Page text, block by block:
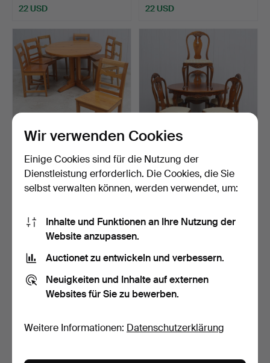
22 USD 22 USD
ESSGRUPPE, 8+1 Teile,
Kiefer, bäuerlich/bä…
Beendet 29. Apr 2026
ESSGRUPPE, 6+3 Teile,
Rokoko-Stil, 20. Jah…
Beendet 24. Apr 2026
Wir verwenden Cookies
Einige Cookies sind für die Nutzung der
Dienstleistung erforderlich. Die Cookies, die Sie
selbst verwalten können, werden verwendet, um:
Inhalte und Funktionen an Ihre Nutzung der
Website anzupassen.
Auctionet zu entwickeln und verbessern.
Neuigkeiten und Inhalte auf externen
Websites für Sie zu bewerben.
Weitere Informationen: Datenschutzerklärung